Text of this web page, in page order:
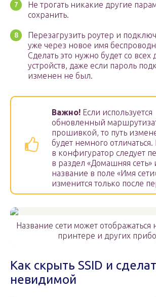
Не трогать никакие другие
сохранить.
Перезагрузить роутер и
уже через новое имя
Сделать это нужно будет со
устройств, даже если пароль
изменен не был.
Важно! Если используется
обновленный
прошивкой, то путь
будет немного отличаться.
в конфигуратор следует
в раздел «Домашняя сеть»
название в поле «Имя
изменится только после
Название сети может отображаться
принтере и других
Как скрыть SSID и
невидимой